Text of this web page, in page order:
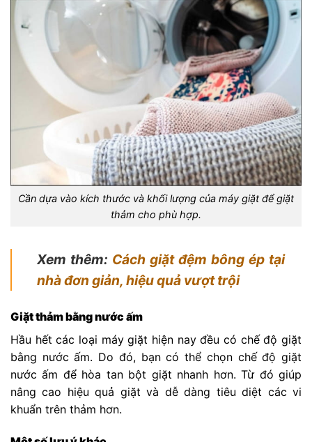
Cần dựa vào kích thước và khối lượng của máy giặt để giặt
thảm cho phù hợp.
Xem thêm: Cách giặt đệm bông ép tại
nhà đơn giản, hiệu quả vượt trội
Giặt thảm bằng nước ấm
Hầu hết các loại máy giặt hiện nay đều có chế độ giặt
bằng nước ấm. Do đó, bạn có thể chọn chế độ giặt
nước ấm để hòa tan bột giặt nhanh hơn. Từ đó giúp
nâng cao hiệu quả giặt và dễ dàng tiêu diệt các vi
khuẩn trên thảm hơn.